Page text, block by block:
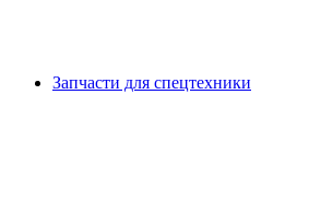
Запчасти для спецтехники